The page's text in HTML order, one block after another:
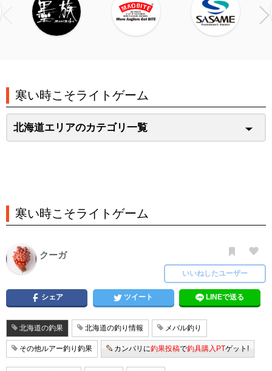
寒い時こそライトゲーム
北海道エリアのカテゴリ一覧
寒い時こそライトゲーム
クーガ
いいねしたユーザー
シェア ツイート LINEで送る
北海道の釣果 北海道の釣り情報 メバル釣り
その他ルアー釣り釣果 カンパリに釣果投稿で釣具購入PTゲット!